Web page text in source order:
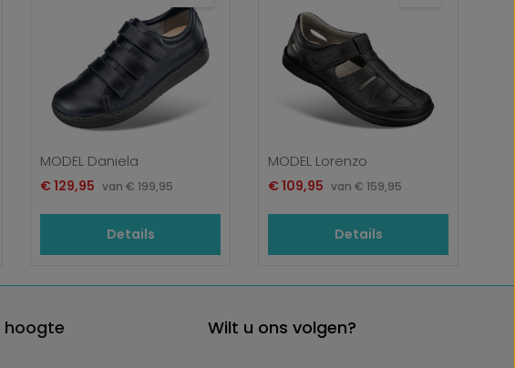
MODEL Daniela
Verkoopprijs:
€ 129,95 vanNormale prijs:
€ 199,95
Details
MODEL Lorenzo
Verkoopprijs:
€ 109,95 vanNormale prijs:
€ 159,95
Details
hoogte Wilt u ons volgen?